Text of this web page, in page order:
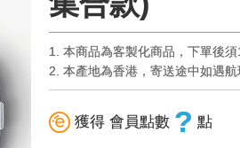
1. 本商品為客製化商品，下單後
2. 本產地為香港，寄送途中如遇
獲得 會員點數 ? 點